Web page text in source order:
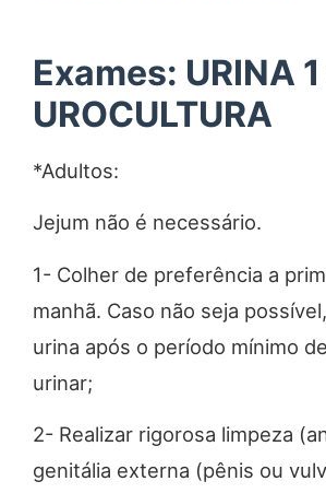
Exames: URINA
UROCULTURA
*Adultos:
Jejum não é necessário.
1- Colher de preferência a
manhã. Caso não seja
urina após o período mínimo
urinar;
2- Realizar rigorosa limpeza
genitália externa (pênis ou